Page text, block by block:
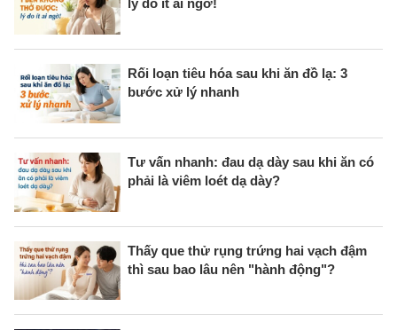
lý do ít ai ngờ!
Rối loạn tiêu hóa sau khi ăn đồ lạ: 3
bước xử lý nhanh
Tư vấn nhanh: đau dạ dày sau khi ăn có
phải là viêm loét dạ dày?
Thấy que thử rụng trứng hai vạch đậm
thì sau bao lâu nên "hành động"?